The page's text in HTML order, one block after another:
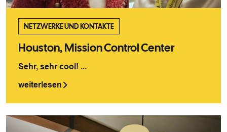
NETZWERKE UND KONTAKTE
Houston, Mission Control Center
Sehr, sehr cool! ...
weiterlesen